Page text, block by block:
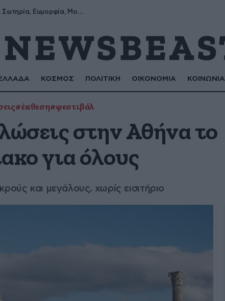
Σωτήρης, Σωτηρία, Ευμορφία, Μορφούλα
ΕΛΛΑΔΑ ΚΟΣΜΟΣ ΠΟΛΙΤΙΚΗ ΟΙΚΟΝΟΜΙΑ ΚΟΙΝΩΝΙΑ
#έκθεση#φεστιβάλ
στην Αθήνα το
για όλους
και μεγάλους, χωρίς εισιτήριο